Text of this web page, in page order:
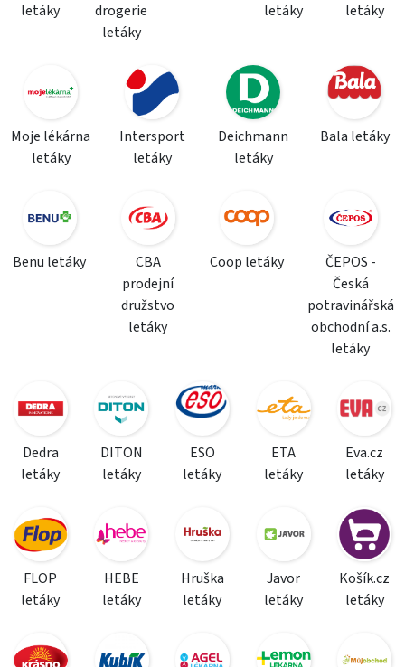
letáky
drogerie
letáky
letáky
letáky
Moje lékárna
letáky
Intersport
letáky
Deichmann
letáky
Bala letáky
Benu letáky
CBA
prodejní
družstvo
letáky
Coop letáky
ČEPOS -
Česká
potravinářská
obchodní a.s.
letáky
Dedra
letáky
DITON
letáky
ESO
letáky
ETA
letáky
Eva.cz
letáky
FLOP
letáky
HEBE
letáky
Hruška
letáky
Javor
letáky
Košík.cz
letáky